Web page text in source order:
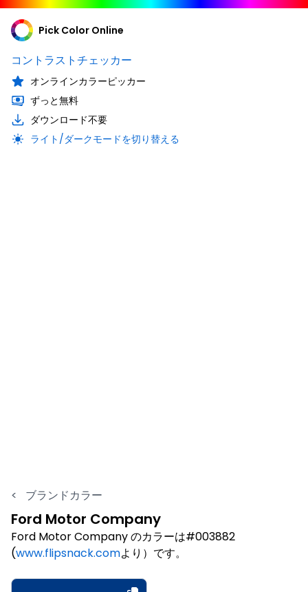
Pick Color Online
コントラストチェッカー
オンラインカラーピッカー
ずっと無料
ダウンロード不要
ライト/ダークモードを切り替える
< ブランドカラー
Ford Motor Company
Ford Motor Company のカラーは#003882
(www.flipsnack.comより）です。